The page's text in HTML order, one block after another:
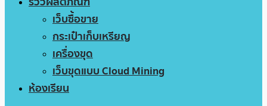
เว็บซื้อขาย
กระเป๋าเก็บเหรียญ
เครื่องขุด
เว็บขุดแบบ Cloud Mining
ห้องเรียน